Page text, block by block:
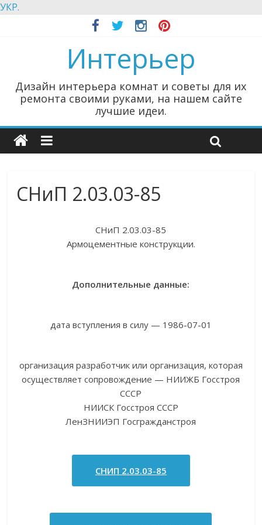
УКР.
Интерьер
Дизайн интерьера комнат и советы для их
ремонта своими руками, на нашем сайте
лучшие идеи.
СНиП 2.03.03-85
СНиП 2.03.03-85
Армоцементные конструкции.
Дополнительные данные:
дата вступления в силу — 1986-07-01
организация разработчик или организация, которая
осуществляет сопровождение — НИИЖБ Госстроя
СССР
НИИСК Госстроя СССР
ЛенЗНИИЭП Госгражданстроя
СНИП 2.03.03-85